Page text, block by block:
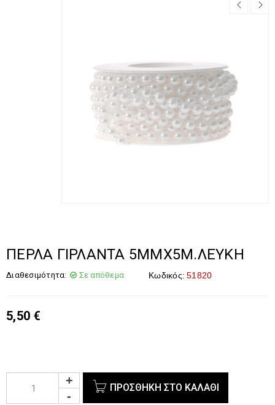
ΠΕΡΛΑ ΓΙΡΛΑΝΤΑ 5ΜΜΧ5Μ.ΛΕΥΚΗ
Διαθεσιμότητα: Σε απόθεμα Κωδικός: 51820
5,50 €
ΠΡΟΣΘΉΚΗ ΣΤΟ ΚΑΛΆΘΙ